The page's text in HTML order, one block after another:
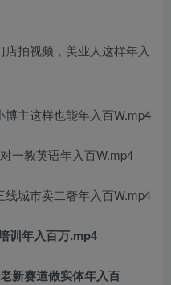
拍视频，美业人这样年入
主这样也能年入百W.mp4
一教英语年入百W.mp4
城市卖二奢年入百W.mp4
训年入百万.mp4
新赛道做实体年入百